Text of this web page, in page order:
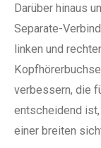
Darüber hinaus
Separate-
linken und
verbessern, die
entscheidend
einer breiten